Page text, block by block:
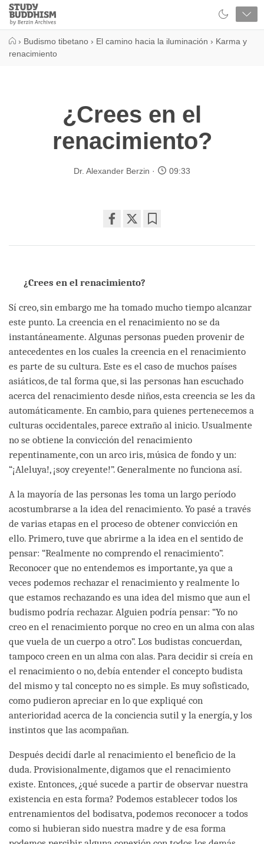
Close
Study
Buddhism
› Budismo tibetano › El camino hacia la iluminación › Karma y
renacimiento
¿Crees en el
renacimiento?
Dr. Alexander Berzin 09:33
on
¿Crees en el renacimiento?
Sí creo, sin embargo me ha tomado mucho tiempo alcanzar
este punto. La creencia en el renacimiento no se da
instantáneamente. Algunas personas pueden provenir de
antecedentes en los cuales la creencia en el renacimiento
es parte de su cultura. Este es el caso de muchos países
asiáticos, de tal forma que, si las personas han escuchado
acerca del renacimiento desde niños, esta creencia se les da
automáticamente. En cambio, para quienes pertenecemos a
culturas occidentales, parece extraño al inicio. Usualmente
no se obtiene la convicción del renacimiento
repentinamente, con un arco iris, música de fondo y un:
“¡Aleluya!, ¡soy creyente!”. Generalmente no funciona así.
A la mayoría de las personas les toma un largo período
acostumbrarse a la idea del renacimiento. Yo pasé a través
de varias etapas en el proceso de obtener convicción en
ello. Primero, tuve que abrirme a la idea en el sentido de
pensar: “Realmente no comprendo el renacimiento”.
Reconocer que no entendemos es importante, ya que a
veces podemos rechazar el renacimiento y realmente lo
que estamos rechazando es una idea del mismo que aun el
budismo podría rechazar. Alguien podría pensar: “Yo no
creo en el renacimiento porque no creo en un alma con alas
que vuela de un cuerpo a otro”. Los budistas concuerdan,
tampoco creen en un alma con alas. Para decidir si creía en
el renacimiento o no, debía entender el concepto budista
del mismo y tal concepto no es simple. Es muy sofisticado,
como pudieron apreciar en lo que expliqué con
anterioridad acerca de la conciencia sutil y la energía, y los
instintos que las acompañan.
Después decidí darle al renacimiento el beneficio de la
duda. Provisionalmente, digamos que el renacimiento
existe. Entonces, ¿qué sucede a partir de observar nuestra
existencia en esta forma? Podemos establecer todos los
entrenamientos del bodisatva, podemos reconocer a todos
como si hubieran sido nuestra madre y de esa forma